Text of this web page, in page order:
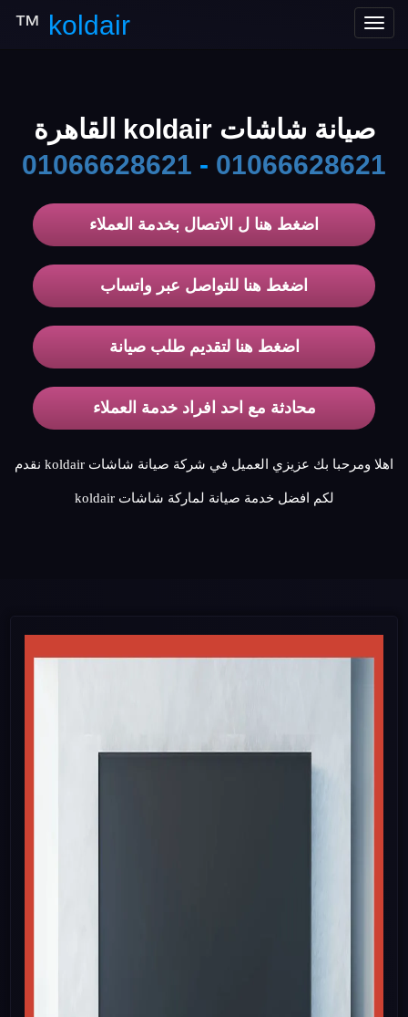
Toggle
koldair
™
صيانة شاشات koldair القاهرة
01066628621
-
01066628621
اضغط هنا ل الاتصال بخدمة العملاء
اضغط هنا للتواصل عبر واتساب
اضغط هنا لتقديم طلب صيانة
محادثة مع احد افراد خدمة العملاء
اهلا ومرحبا بك عزيزي العميل في شركة صيانة شاشات koldair نقدم
لكم افضل خدمة صيانة لماركة شاشات koldair